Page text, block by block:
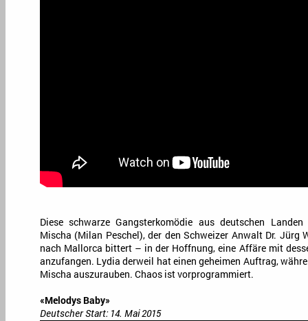
Diese schwarze Gangsterkomödie aus deutschen
Mischa (Milan Peschel), der den Schweizer Anwalt Dr. Jürg
nach Mallorca bittert – in der Hoffnung, eine Affäre mit
anzufangen. Lydia derweil hat einen geheimen Auftrag,
Mischa auszurauben. Chaos ist vorprogrammiert.
«Melodys Baby»
Deutscher Start: 14. Mai 2015